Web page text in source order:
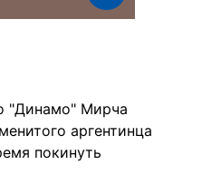
"Динамо" Мирча
аргентинца
покинуть